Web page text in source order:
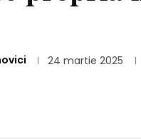
24 martie 2025